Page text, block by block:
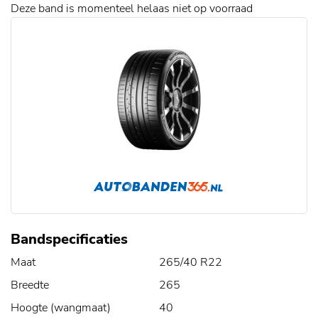
Deze band is momenteel helaas niet op voorraad
Bandspecificaties
Maat
265/40 R22
Breedte
265
Hoogte (wangmaat)
40